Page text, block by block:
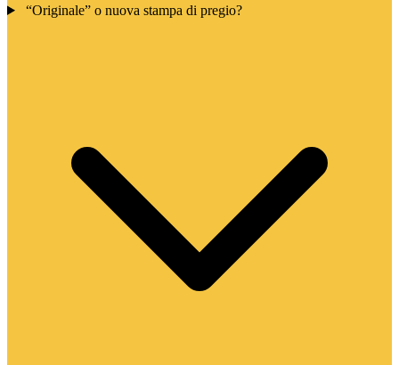
“Originale” o nuova stampa di pregio?